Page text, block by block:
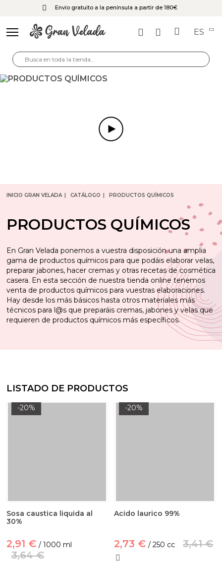
Envío gratuito a la península a partir de 180€
ES
INICIO GRAN VELADA CATÁLOGO PRODUCTOS QUÍMICOS
PRODUCTOS QUÍMICOS
En Gran Velada ponemos a vuestra disposición una amplia
gama de productos químicos para que podáis elaborar velas,
preparar jabones, hacer cremas y otras recetas de cosmética
casera. En esta sección de nuestra tienda online tenemos
venta de productos químicos para vuestras elaboraciones.
Hay desde los más básicos hasta otros materiales más
técnicos para l@s que preparáis cremas, jabones y velas que
requieren de productos químicos más específicos.
LISTADO DE PRODUCTOS
-20%
Sosa caustica liquida al
30%
2,91 € / 1000 ml
3,64 €
-20%
Acido laurico 99%
2,73 € / 250 cc 3,41 €